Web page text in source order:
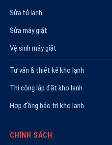
Sửa tủ lạnh
Sửa máy giặt
Vệ sinh máy giặt
Tư vấn & thiết kế kho lạnh
Thi công lắp đặt kho lạnh
Hợp đồng bảo trì kho lạnh
CHÍNH SÁCH